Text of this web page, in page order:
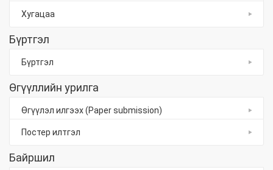
Хугацаа
Бүртгэл
Бүртгэл
Өгүүллийн урилга
Өгүүлэл илгээх (Paper submission)
Постер илтгэл
Байршил